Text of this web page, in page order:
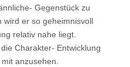
Gegenstück zu
wird er so geheimnisvoll
relativ nahe liegt.
Charakter- Entwicklung
anzusehen.